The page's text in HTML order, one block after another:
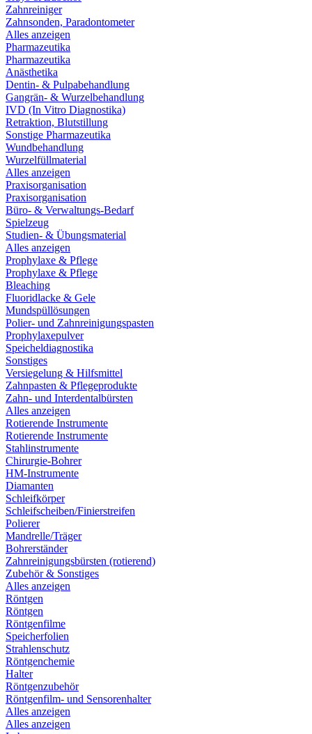
Zahnreiniger
Zahnsonden, Paradontometer
Alles anzeigen
Pharmazeutika
Pharmazeutika
Anästhetika
Dentin- & Pulpabehandlung
Gangrän- & Wurzelbehandlung
IVD (In Vitro Diagnostika)
Retraktion, Blutstillung
Sonstige Pharmazeutika
Wundbehandlung
Wurzelfüllmaterial
Alles anzeigen
Praxisorganisation
Praxisorganisation
Büro- & Verwaltungs-Bedarf
Spielzeug
Studien- & Übungsmaterial
Alles anzeigen
Prophylaxe & Pflege
Prophylaxe & Pflege
Bleaching
Fluoridlacke & Gele
Mundspüllösungen
Polier- und Zahnreinigungspasten
Prophylaxepulver
Speicheldiagnostika
Sonstiges
Versiegelung & Hilfsmittel
Zahnpasten & Pflegeprodukte
Zahn- und Interdentalbürsten
Alles anzeigen
Rotierende Instrumente
Rotierende Instrumente
Stahlinstrumente
Chirurgie-Bohrer
HM-Instrumente
Diamanten
Schleifkörper
Schleifscheiben/Finierstreifen
Polierer
Mandrelle/Träger
Bohrerständer
Zahnreinigungsbürsten (rotierend)
Zubehör & Sonstiges
Alles anzeigen
Röntgen
Röntgen
Röntgenfilme
Speicherfolien
Strahlenschutz
Röntgenchemie
Halter
Röntgenzubehör
Röntgenfilm- und Sensorenhalter
Alles anzeigen
Alles anzeigen